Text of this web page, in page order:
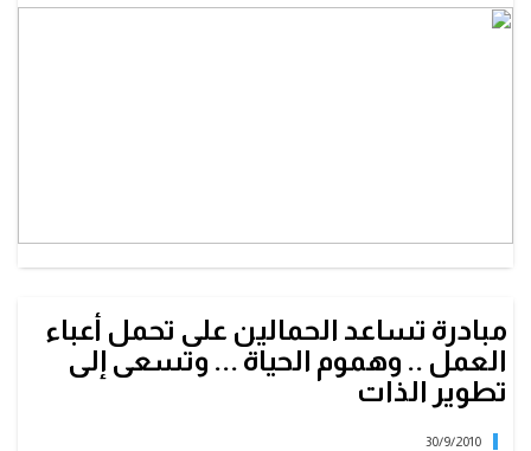
مبادرة تساعد الحمالين على تحمل أعباء
العمل .. وهموم الحياة ... وتسعى إلى
تطوير الذات
30/9/2010